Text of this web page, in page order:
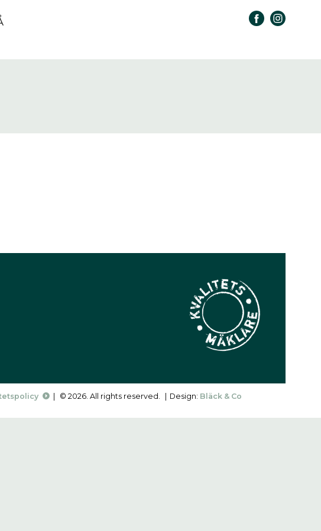
© 2026. All rights reserved. Design: Bläck & Co